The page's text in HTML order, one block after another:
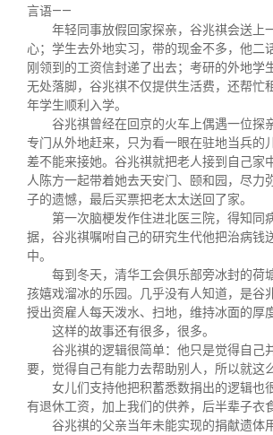
言语——
年轻同事放假回家探亲，谷兆祺会送上
心；学生去外地实习，带的现金不多，他二
刚领到的工资信封递了出去；考研的外地学
无处落脚，谷兆祺不仅提供生活费，还帮忙
年学生顺利入学。
谷兆祺曾经在回京的火车上偶遇一位探
专门从外地赶来，只为看一眼在驻地当兵的
差不能来接她。谷兆祺就把老人接到自己家
人陈方一起带着她去天安门、颐和园，尽力
子的遗憾，最后买票把老太太送回了家。
第一次脑梗发作住进北医三院，得知同
据，谷兆祺嘱咐自己的研究生代他把治病钱
中。
每到冬天，清华工会俱乐部旁冰封的荷
孩嬉戏溜冰的乐园。几乎没有人知道，是谷
授出资雇人每天泼水、扫地，维持冰面的厚
这样的故事还有很多，很多。
谷兆祺的逻辑很简单：他只是觉得自己
要，觉得自己有能力去帮助别人，所以就这
女儿们支持他把积蓄悉数捐出的逻辑也
有退休工资，加上我们的供养，后半辈子衣
谷兆祺的父亲当年未能实现的捐献遗体